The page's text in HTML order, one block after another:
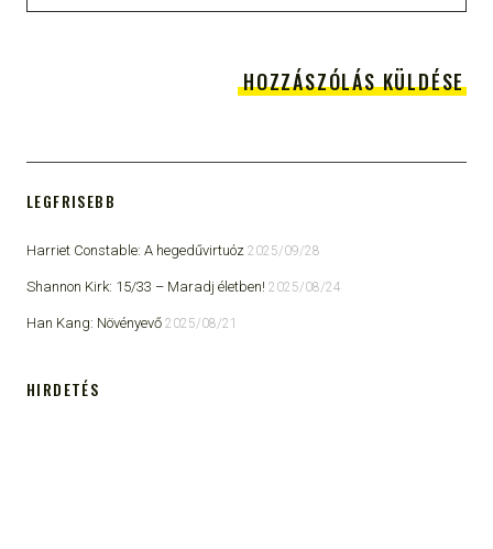
LEGFRISEBB
Harriet Constable: A hegedűvirtuóz 2025/09/28
Shannon Kirk: 15/33 ​– Maradj életben! 2025/08/24
Han Kang: Növényevő 2025/08/21
HIRDETÉS